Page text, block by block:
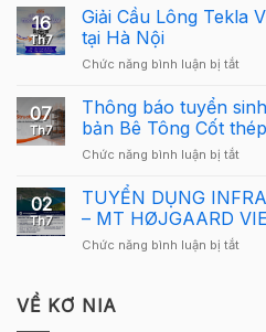
dẫn
Tekla
cho
người
Bố
Cơ
Giải
Giải
Cầu
Lông
Tekla
Nam
Hà
16
Th7
Giải Cầu Lông Tekla
tại Hà Nội
Chức năng bình luận bị tắtở
Cầu
Lông
Tekla
Việt
quay
lại
07
Th7
Thông báo tuyển
bản Bê Tông Cốt
Chức năng bình luận bị tắtở
báo
sinh
–
02
Th7
TUYỂN DỤNG
– MT HØJGAARD
Chức năng bình luận bị tắtở
VỀ KƠ NIA